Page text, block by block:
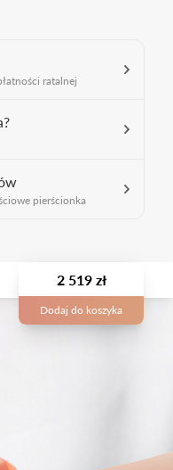
ratalnej
pierścionka
2 519 zł
Dodaj do koszyka